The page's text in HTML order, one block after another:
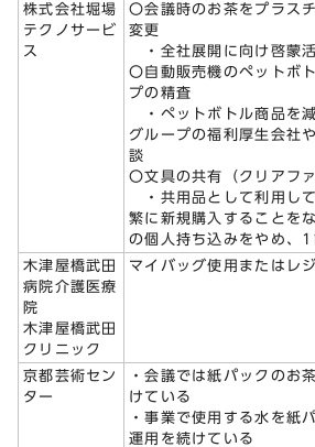
株式会社堀場
テクノサービ
ス
〇会議時のお茶をプラス
変更
・全社展開に向け啓蒙
〇自動販売機のペットボ
プの精査
・ペットボトル商品を
グループの福利厚生会社
談
〇文具の共有（クリアフ
・共用品として利用し
繁に新規購入することを
の個人持ち込みをやめ、1
木津屋橋武田
病院介護医療
院
木津屋橋武田
クリニック
マイバッグ使用またはレ
京都芸術セン
ター
・会議では紙パックのお
けている
・事業で使用する水を紙
運用を続けている